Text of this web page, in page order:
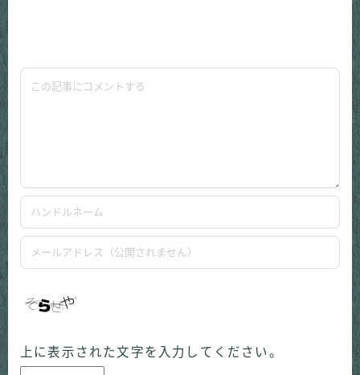
上に表示された文字を入力してください。